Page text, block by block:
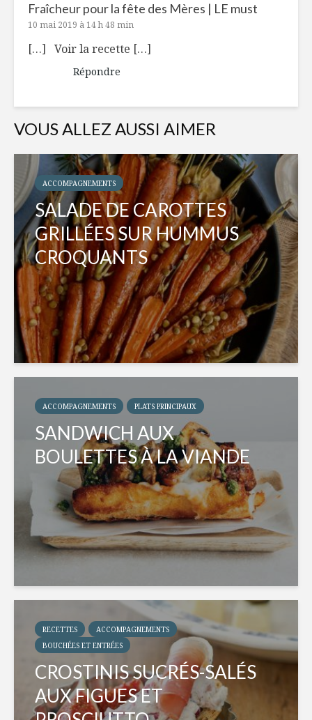
Fraîcheur pour la fête des Mères | LE must
10 mai 2019 à 14 h 48 min
[…] Voir la recette […]
Répondre
VOUS ALLEZ AUSSI AIMER
ACCOMPAGNEMENTS
SALADE DE CAROTTES
GRILLÉES SUR HUMMUS
CROQUANTS
ACCOMPAGNEMENTS PLATS PRINCIPAUX
SANDWICH AUX
BOULETTES À LA VIANDE
RECETTES
ACCOMPAGNEMENTS
BOUCHÉES ET ENTRÉES
CROSTINIS SUCRÉS-SALÉS
AUX FIGUES ET